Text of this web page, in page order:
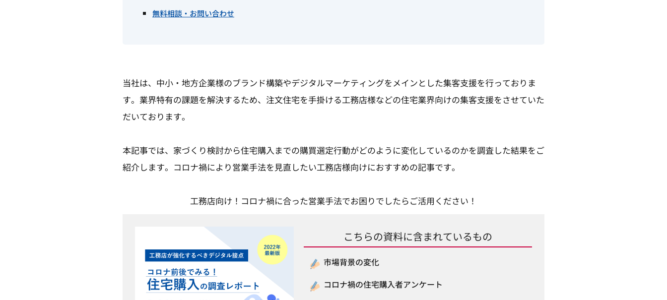
無料相談・お問い合わせ
当社は、中小・地方企業様のブランド構築やデジタルマーケティングをメインとした集客支援を行っておりま
す。業界特有の課題を解決するため、注文住宅を手掛ける工務店様などの住宅業界向けの集客支援をさせていた
だいております。
本記事では、家づくり検討から住宅購入までの購買選定行動がどのように変化しているのかを調査した結果をご
紹介します。コロナ禍により営業手法を見直したい工務店様向けにおすすめの記事です。
工務店向け！コロナ禍に合った営業手法でお困りでしたらご活用ください！
こちらの資料に含まれているもの
市場背景の変化
コロナ禍の住宅購入者アンケート